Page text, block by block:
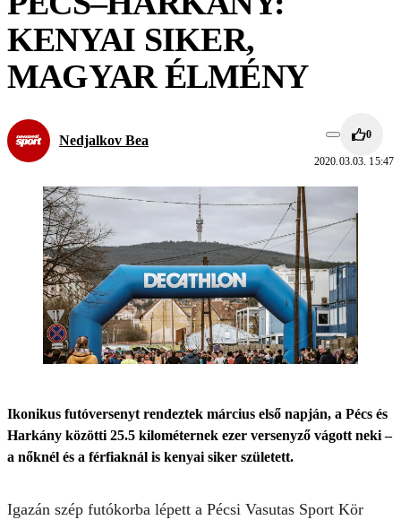
KENYAI SIKER,
MAGYAR ÉLMÉNY
Nedjalkov Bea 0
2020.03.03. 15:47
Ikonikus futóversenyt rendeztek március első napján, a Pécs és
Harkány közötti 25.5 kilométernek ezer versenyző vágott neki –
a nőknél és a férfiaknál is kenyai siker született.
Igazán szép futókorba lépett a Pécsi Vasutas Sport Kör